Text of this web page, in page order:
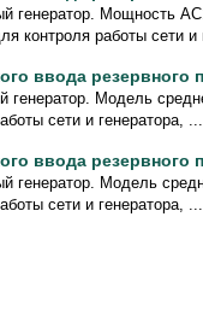
генератор. Мощность
контроля работы сети и
ввода резервного
Модель
сети и генератора, ...
ввода резервного
генератор. Модель
сети и генератора, ...